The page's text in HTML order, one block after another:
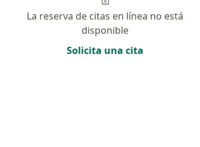
La reserva de citas en línea no está
disponible
Solicita una cita